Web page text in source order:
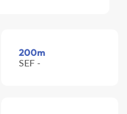
200m
SEF -